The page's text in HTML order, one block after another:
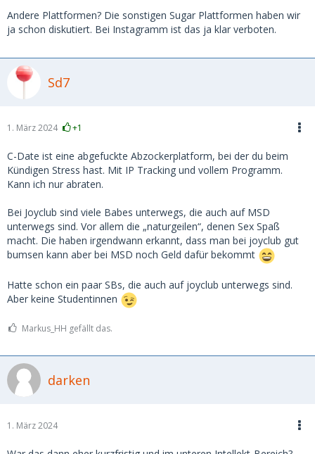
Andere Plattformen? Die sonstigen Sugar Plattformen haben wir
ja schon diskutiert. Bei Instagramm ist das ja klar verboten.
Sd7
1. März 2024 +1
C-Date ist eine abgefuckte Abzockerplatform, bei der du beim
Kündigen Stress hast. Mit IP Tracking und vollem Programm.
Kann ich nur abraten.
Bei Joyclub sind viele Babes unterwegs, die auch auf MSD
unterwegs sind. Vor allem die „naturgeilen“, denen Sex Spaß
macht. Die haben irgendwann erkannt, dass man bei joyclub gut
bumsen kann aber bei MSD noch Geld dafür bekommt
Hatte schon ein paar SBs, die auch auf joyclub unterwegs sind.
Aber keine Studentinnen
Markus_HH gefällt das.
darken
1. März 2024